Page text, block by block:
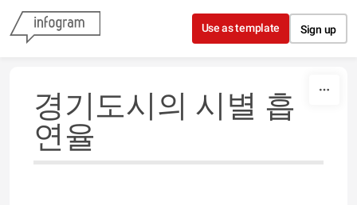
Skip to content
Use as template Sign up
경기도시의 시별 흡
연율